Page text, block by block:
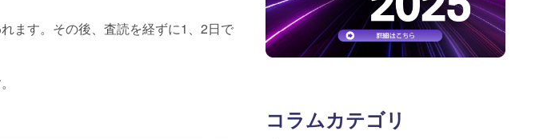
ます。その後、査読を経ずに1、2日で
コラムカテゴリ